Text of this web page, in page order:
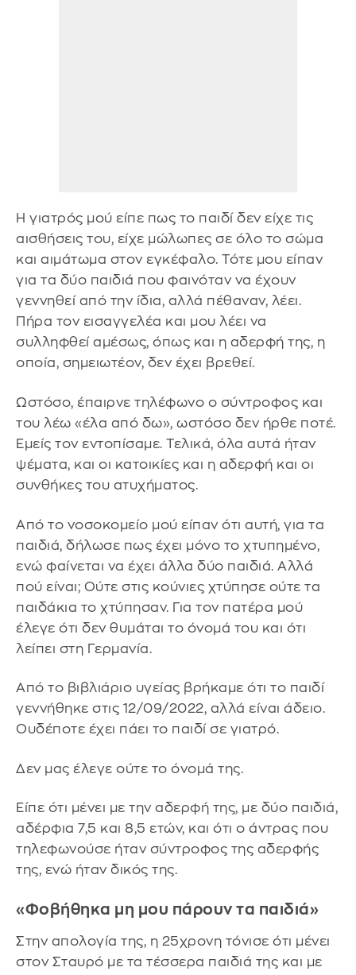
Η γιατρός μού είπε πως το παιδί δεν είχε τις
αισθήσεις του, είχε μώλωπες σε όλο το σώμα
και αιμάτωμα στον εγκέφαλο. Τότε μου είπαν
για τα δύο παιδιά που φαινόταν να έχουν
γεννηθεί από την ίδια, αλλά πέθαναν, λέει.
Πήρα τον εισαγγελέα και μου λέει να
συλληφθεί αμέσως, όπως και η αδερφή της, η
οποία, σημειωτέον, δεν έχει βρεθεί.
Ωστόσο, έπαιρνε τηλέφωνο ο σύντροφος και
του λέω «έλα από δω», ωστόσο δεν ήρθε ποτέ.
Εμείς τον εντοπίσαμε. Τελικά, όλα αυτά ήταν
ψέματα, και οι κατοικίες και η αδερφή και οι
συνθήκες του ατυχήματος.
Από το νοσοκομείο μού είπαν ότι αυτή, για τα
παιδιά, δήλωσε πως έχει μόνο το χτυπημένο,
ενώ φαίνεται να έχει άλλα δύο παιδιά. Αλλά
πού είναι; Ούτε στις κούνιες χτύπησε ούτε τα
παιδάκια το χτύπησαν. Για τον πατέρα μού
έλεγε ότι δεν θυμάται το όνομά του και ότι
λείπει στη Γερμανία.
Από το βιβλιάριο υγείας βρήκαμε ότι το παιδί
γεννήθηκε στις 12/09/2022, αλλά είναι άδειο.
Ουδέποτε έχει πάει το παιδί σε γιατρό.
Δεν μας έλεγε ούτε το όνομά της.
Είπε ότι μένει με την αδερφή της, με δύο παιδιά,
αδέρφια 7,5 και 8,5 ετών, και ότι ο άντρας που
τηλεφωνούσε ήταν σύντροφος της αδερφής
της, ενώ ήταν δικός της.
«Φοβήθηκα μη μου πάρουν τα παιδιά»
Στην απολογία της, η 25χρονη τόνισε ότι μένει
στον Σταυρό με τα τέσσερα παιδιά της και με